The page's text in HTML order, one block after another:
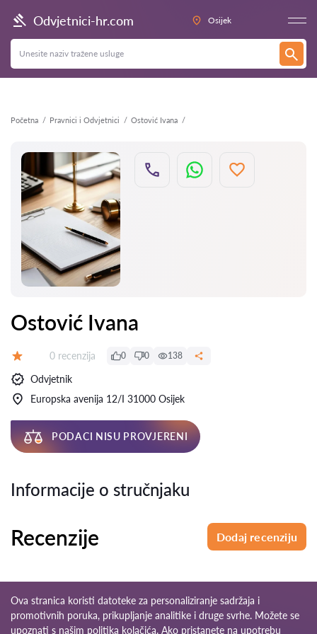
Odvjetnici-hr.com Osijek
Početna Pravnici i Odvjetnici Ostović Ivana
Natrag
Ostović Ivana
Recenzija:
0 recenzija 0 0 138
Odvjetnik
Europska avenija 12/I 31000 Osijek
PODACI NISU PROVJERENI
Informacije o stručnjaku
Recenzije Dodaj recenziju
Ova stranica koristi datoteke za personaliziranje sadržaja i
promotivnih poruka, prikupljanje analitike i druge svrhe. Možete se
upoznati s našim politika kolačića. Ako pristanete na upotrebu